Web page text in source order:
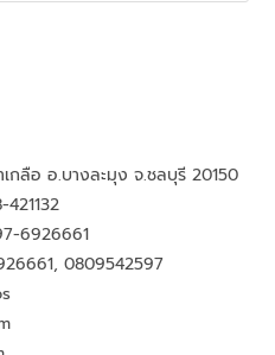
กลือ อ.บางละมุง จ.ชลบุรี 20150
6926661
0809542597